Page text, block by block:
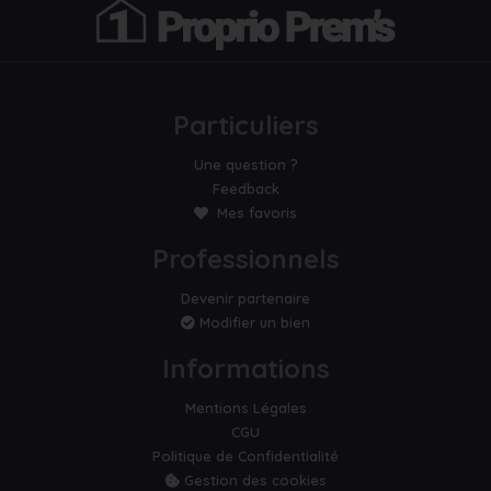
Particuliers
Une question ?
Feedback
Mes favoris
Professionnels
Devenir partenaire
Modifier un bien
Informations
Mentions Légales
CGU
Politique de Confidentialité
Gestion des cookies